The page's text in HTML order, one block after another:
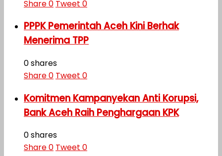
Share0 Tweet 0
PPPK Pemerintah Aceh Kini Berhak
Menerima TPP
0 shares
Share0 Tweet 0
Komitmen Kampanyekan Anti Korupsi,
Bank Aceh Raih Penghargaan KPK
0 shares
Share0 Tweet 0